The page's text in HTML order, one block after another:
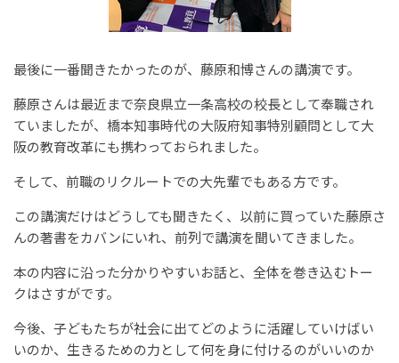
最後に一番聞きたかったのが、藤原和博さんの講演です。
藤原さんは最近まで奈良県立一条高校の校長として奉職され
ていましたが、橋本知事時代の大阪府知事特別顧問として大
阪の教育改革にも携わっておられました。
そして、前職のリクルートでの大先輩でもある方です。
この講演だけはどうしても聞きたく、以前に買っていた藤原さ
んの著書をカバンにいれ、前列で講演を聞いてきました。
本の内容に沿った分かりやすいお話と、全体を巻き込むトー
クはさすがです。
今後、子どもたちが社会に出てどのように活躍していけばい
いのか、生きるための力として何を身に付けるのがいいのか